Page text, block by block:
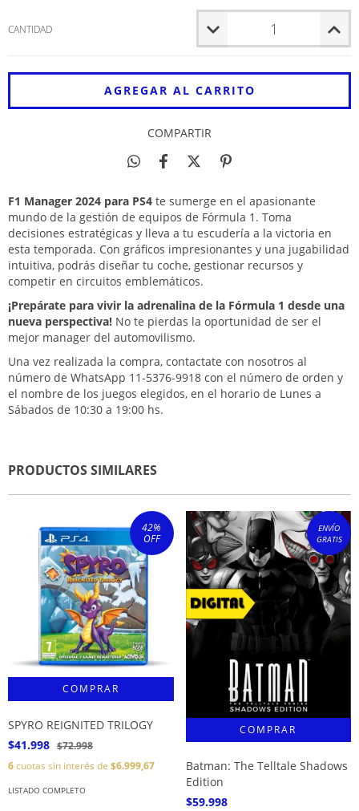
CANTIDAD
COMPARTIR
F1 Manager 2024 para PS4 te sumerge en el apasionante
mundo de la gestión de equipos de Fórmula 1. Toma
decisiones estratégicas y lleva a tu escudería a la victoria en
esta temporada. Con gráficos impresionantes y una jugabilidad
intuitiva, podrás diseñar tu coche, gestionar recursos y
competir en circuitos emblemáticos.
¡Prepárate para vivir la adrenalina de la Fórmula 1 desde una
nueva perspectiva! No te pierdas la oportunidad de ser el
mejor manager del automovilismo.
Una vez realizada la compra, contactate con nosotros al
número de WhatsApp 11-5376-9918 con el número de orden y
el nombre de los juegos elegidos, en el horario de Lunes a
Sábados de 10:30 a 19:00 hs.
PRODUCTOS SIMILARES
42%
OFF
SPYRO REIGNITED TRILOGY
$41.998 $72.998
6cuotas sin interés de $6.999,67
LISTADO COMPLETO
ENVÍO
GRATIS
Batman: The Telltale Shadows
Edition
$59.998